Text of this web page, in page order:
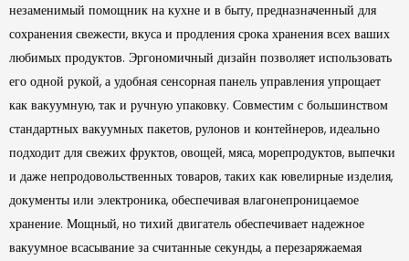
незаменимый помощник на кухне и в быту, предназначенный для
сохранения свежести, вкуса и продления срока хранения всех ваших
любимых продуктов. Эргономичный дизайн позволяет использовать
его одной рукой, а удобная сенсорная панель управления упрощает
как вакуумную, так и ручную упаковку. Совместим с большинством
стандартных вакуумных пакетов, рулонов и контейнеров, идеально
подходит для свежих фруктов, овощей, мяса, морепродуктов, выпечки
и даже непродовольственных товаров, таких как ювелирные изделия,
документы или электроника, обеспечивая влагонепроницаемое
хранение. Мощный, но тихий двигатель обеспечивает надежное
вакуумное всасывание за считанные секунды, а перезаряжаемая